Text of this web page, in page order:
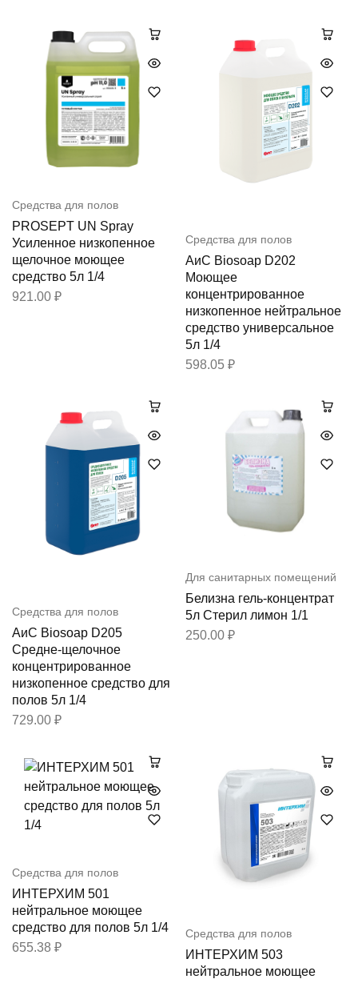
Средства для полов
PROSEPT UN Spray
Усиленное низкопенное
щелочное моющее
средство 5л 1/4
921.00 ₽
Средства для полов
АиС Biosoap D202
Моющее
концентрированное
низкопенное нейтральное
средство универсальное
5л 1/4
598.05 ₽
Средства для полов
АиС Biosoap D205
Средне-щелочное
концентрированное
низкопенное средство для
полов 5л 1/4
729.00 ₽
Для санитарных помещений
Белизна гель-концентрат
5л Стерил лимон 1/1
250.00 ₽
Средства для полов
ИНТЕРХИМ 501
нейтральное моющее
средство для полов 5л 1/4
655.38 ₽
Средства для полов
ИНТЕРХИМ 503
нейтральное моющее